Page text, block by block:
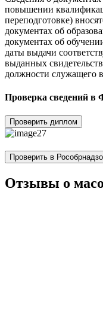
повышении
переподготовке)
документах об
документах об
даты выдачи
выданных
должности служащего
Проверка сведений
Проверить диплом
Проверить в
Отзывы о масо